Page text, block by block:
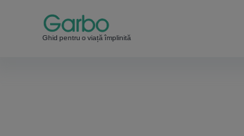
Ghid pentru o viață împlinită